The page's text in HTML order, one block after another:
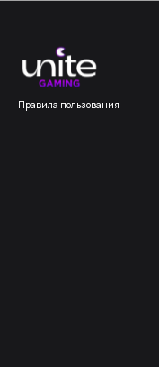
Правила пользования